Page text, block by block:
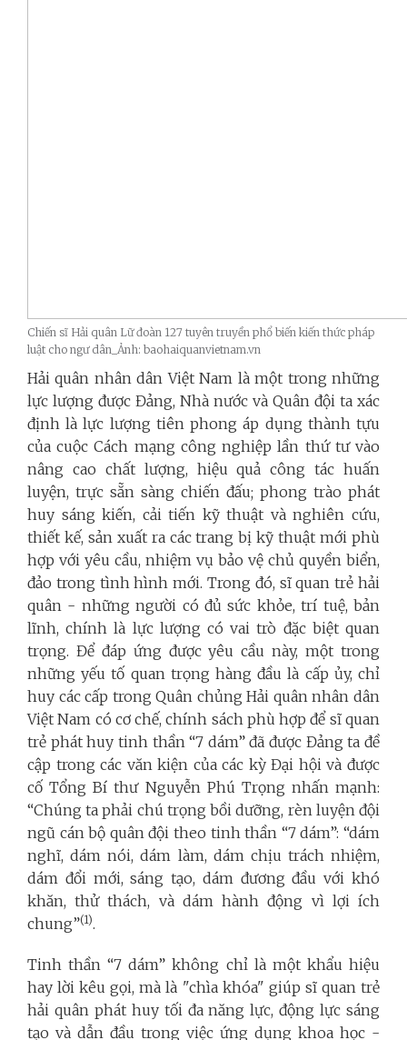
Chiến sĩ Hải quân Lữ đoàn 127 tuyên truyền phổ biến kiến thức pháp
luật cho ngư dân_Ảnh: baohaiquanvietnam.vn
Hải quân nhân dân Việt Nam là một trong những
lực lượng được Đảng, Nhà nước và Quân đội ta xác
định là lực lượng tiên phong áp dụng thành tựu
của cuộc Cách mạng công nghiệp lần thứ tư vào
nâng cao chất lượng, hiệu quả công tác huấn
luyện, trực sẵn sàng chiến đấu; phong trào phát
huy sáng kiến, cải tiến kỹ thuật và nghiên cứu,
thiết kế, sản xuất ra các trang bị kỹ thuật mới phù
hợp với yêu cầu, nhiệm vụ bảo vệ chủ quyền biển,
đảo trong tình hình mới. Trong đó, sĩ quan trẻ hải
quân - những người có đủ sức khỏe, trí tuệ, bản
lĩnh, chính là lực lượng có vai trò đặc biệt quan
trọng. Để đáp ứng được yêu cầu này, một trong
những yếu tố quan trọng hàng đầu là cấp ủy, chỉ
huy các cấp trong Quân chủng Hải quân nhân dân
Việt Nam có cơ chế, chính sách phù hợp để sĩ quan
trẻ phát huy tinh thần “7 dám” đã được Đảng ta đề
cập trong các văn kiện của các kỳ Đại hội và được
cố Tổng Bí thư Nguyễn Phú Trọng nhấn mạnh:
“Chúng ta phải chú trọng bồi dưỡng, rèn luyện đội
ngũ cán bộ quân đội theo tinh thần “7 dám”: “dám
nghĩ, dám nói, dám làm, dám chịu trách nhiệm,
dám đổi mới, sáng tạo, dám đương đầu với khó
khăn, thử thách, và dám hành động vì lợi ích
chung”(1).
Tinh thần “7 dám” không chỉ là một khẩu hiệu
hay lời kêu gọi, mà là "chìa khóa" giúp sĩ quan trẻ
hải quân phát huy tối đa năng lực, động lực sáng
tạo và dẫn đầu trong việc ứng dụng khoa học -